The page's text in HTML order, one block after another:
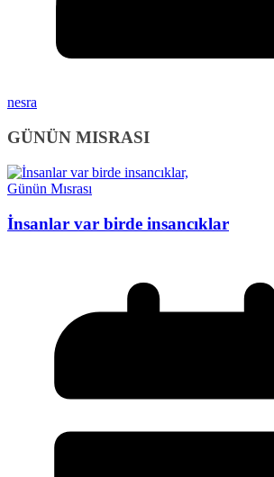
nesra
GÜNÜN MISRASI
Günün Mısrası
İnsanlar var birde insancıklar